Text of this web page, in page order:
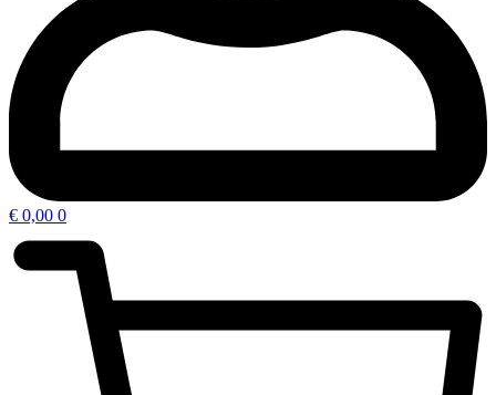
€ 0,00 0